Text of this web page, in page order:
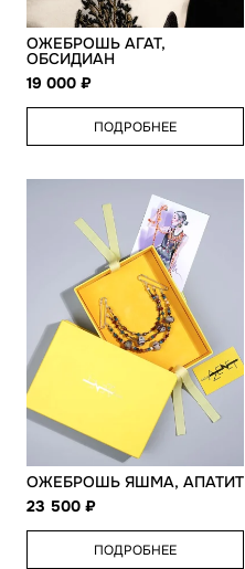
ОЖЕБРОШЬ АГАТ,
ОБСИДИАН
19 000
ПОДРОБНЕЕ
ОЖЕБРОШЬ ЯШМА, АПАТИТ
23 500
ПОДРОБНЕЕ